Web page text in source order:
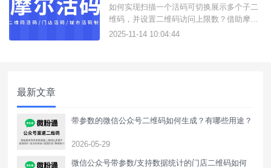
持生成以下类型工具：活码二
如何实现扫描一个活码可切换展示多个子二
维码，并设置二维码访问上限数？借助摩尔
活码这款活码在线生成工具，可生成企微/个
2025-11-14 10:04:44
最新文章
带参数的微信公众号二维码如何生成？有哪些用途？
2026-05-29
微信公众号带参数/支持数据统计的门店二维码如何